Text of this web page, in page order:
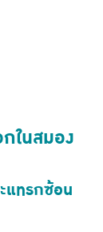
ในสมอง
แทรกซ้อน